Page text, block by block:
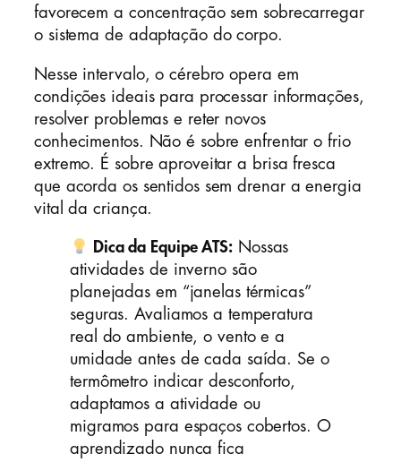
favorecem a concentração sem sobrecarregar
o sistema de adaptação do corpo.
Nesse intervalo, o cérebro opera em
condições ideais para processar informações,
resolver problemas e reter novos
conhecimentos. Não é sobre enfrentar o frio
extremo. É sobre aproveitar a brisa fresca
que acorda os sentidos sem drenar a energia
vital da criança.
Dica da Equipe ATS: Nossas
atividades de inverno são
planejadas em “janelas térmicas”
seguras. Avaliamos a temperatura
real do ambiente, o vento e a
umidade antes de cada saída. Se o
termômetro indicar desconforto,
adaptamos a atividade ou
migramos para espaços cobertos. O
aprendizado nunca fica